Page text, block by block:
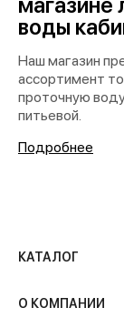
воды
Наш магазин
ассортимент
проточную
питьевой.
Подробнее
КАТАЛОГ
О КОМПАНИИ